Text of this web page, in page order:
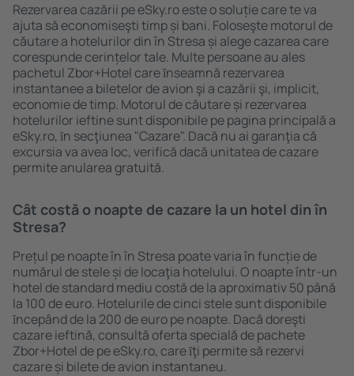
Rezervarea cazării pe eSky.ro este o soluție care te va
ajuta să economiseşti timp și bani. Foloseşte motorul de
căutare a hotelurilor din în Stresa și alege cazarea care
corespunde cerințelor tale. Multe persoane au ales
pachetul Zbor+Hotel care ȋnseamnă rezervarea
instantanee a biletelor de avion şi a cazării şi, implicit,
economie de timp. Motorul de căutare și rezervarea
hotelurilor ieftine sunt disponibile pe pagina principală a
eSky.ro, ȋn secţiunea "Cazare". Dacă nu ai garanţia că
excursia va avea loc, verifică dacă unitatea de cazare
permite anularea gratuită.
Cât costă o noapte de cazare la un hotel din în
Stresa?
Prețul pe noapte în în Stresa poate varia în funcție de
numărul de stele și de locaţia hotelului. O noapte într-un
hotel de standard mediu costă de la aproximativ 50 până
la 100 de euro. Hotelurile de cinci stele sunt disponibile
ȋncepând de la 200 de euro pe noapte. Dacă doreşti
cazare ieftină, consultă oferta specială de pachete
Zbor+Hotel de pe eSky.ro, care ȋţi permite să rezervi
cazare și bilete de avion instantaneu.